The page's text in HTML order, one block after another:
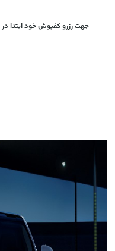
جهت رزرو کفپوش خود ابتدا